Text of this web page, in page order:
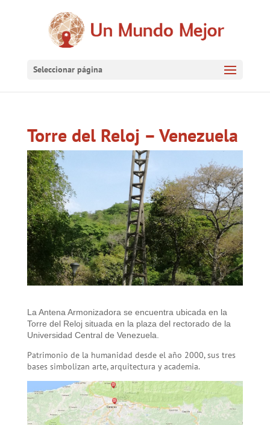
Seleccionar página
Torre del Reloj – Venezuela
La Antena Armonizadora se encuentra ubicada en la
Torre del Reloj situada en la plaza del rectorado de la
Universidad Central de Venezuela.
Patrimonio de la humanidad desde el año 2000, sus tres
bases simbolizan arte, arquitectura y academia.